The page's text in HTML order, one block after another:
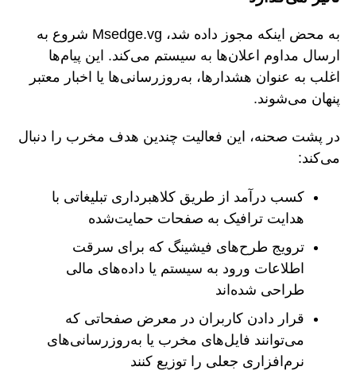
به محض اینکه مجوز داده شد، Msedge.vg شروع به
ارسال مداوم اعلان‌ها به سیستم می‌کند. این پیام‌ها
اغلب به عنوان هشدارها، به‌روزرسانی‌ها یا اخبار معتبر
پنهان می‌شوند.
در پشت صحنه، این فعالیت چندین هدف مخرب را دنبال
می‌کند:
کسب درآمد از طریق کلاهبرداری تبلیغاتی با
هدایت ترافیک به صفحات حمایت‌شده
ترویج طرح‌های فیشینگ که برای سرقت
اطلاعات ورود به سیستم یا داده‌های مالی
طراحی شده‌اند
قرار دادن کاربران در معرض صفحاتی که
می‌توانند فایل‌های مخرب یا به‌روزرسانی‌های
نرم‌افزاری جعلی را توزیع کنند